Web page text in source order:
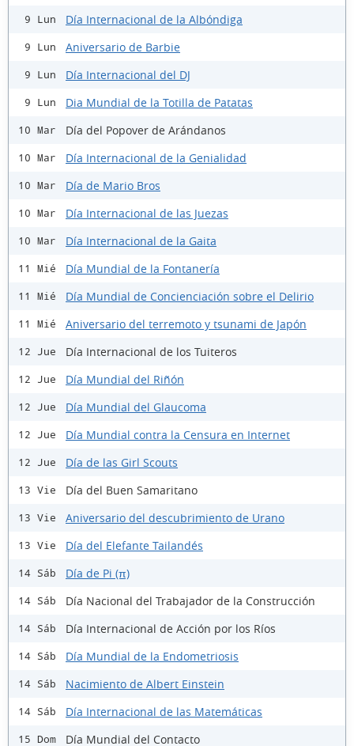
9 Lun Día Internacional de la Albóndiga
9 Lun Aniversario de Barbie
9 Lun Día Internacional del DJ
9 Lun Dia Mundial de la Totilla de Patatas
10 Mar Día del Popover de Arándanos
10 Mar Día Internacional de la Genialidad
10 Mar Día de Mario Bros
10 Mar Día Internacional de las Juezas
10 Mar Día Internacional de la Gaita
11 Mié Día Mundial de la Fontanería
11 Mié Día Mundial de Concienciación sobre el Delirio
11 Mié Aniversario del terremoto y tsunami de Japón
12 Jue Día Internacional de los Tuiteros
12 Jue Día Mundial del Riñón
12 Jue Día Mundial del Glaucoma
12 Jue Día Mundial contra la Censura en Internet
12 Jue Día de las Girl Scouts
13 Vie Día del Buen Samaritano
13 Vie Aniversario del descubrimiento de Urano
13 Vie Día del Elefante Tailandés
14 Sáb Día de Pi (π)
14 Sáb Día Nacional del Trabajador de la Construcción
14 Sáb Día Internacional de Acción por los Ríos
14 Sáb Día Mundial de la Endometriosis
14 Sáb Nacimiento de Albert Einstein
14 Sáb Día Internacional de las Matemáticas
15 Dom Día Mundial del Contacto